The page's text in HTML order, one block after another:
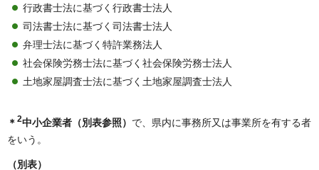
行政書士法に基づく行政書士法人
司法書士法に基づく司法書士法人
弁理士法に基づく特許業務法人
社会保険労務士法に基づく社会保険労務士法人
土地家屋調査士法に基づく土地家屋調査士法人
＊ 2中小企業者（別表参照） で、県内に事務所又は事業所を有する者
をいう。
（別表）